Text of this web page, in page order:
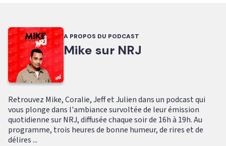
A PROPOS DU PODCAST
Mike sur NRJ
Retrouvez Mike, Coralie, Jeff et Julien dans un podcast qui
vous plonge dans l'ambiance survoltée de leur émission
quotidienne sur NRJ, diffusée chaque soir de 16h à 19h. Au
programme, trois heures de bonne humeur, de rires et de
délires ...